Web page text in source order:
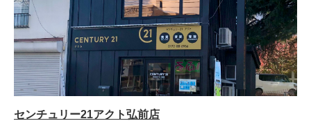
センチュリー21アクト弘前店